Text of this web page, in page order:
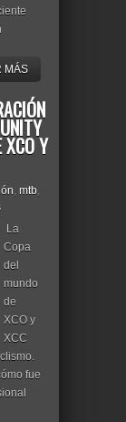
MÁS
XCO Y
, mtb,
La
Copa
del
mundo
de
XCO y
XCC
fue